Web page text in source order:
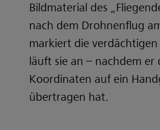
Bildmaterial des
nach dem Drohnenflug
markiert die
läuft sie an – nachdem er
Koordinaten auf ein
übertragen hat.